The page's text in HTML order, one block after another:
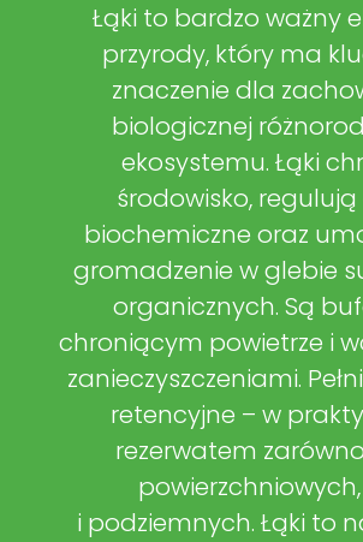
Łąki to bardzo ważny
przyrody, który ma
znaczenie dla
biologicznej
ekosystemu. Łąki
środowisko, regulują
biochemiczne oraz
gromadzenie w glebie
organicznych. Są
chroniącym powietrze i
zanieczyszczeniami.
retencyjne – w
rezerwatem
i podziemnych. Łąki to